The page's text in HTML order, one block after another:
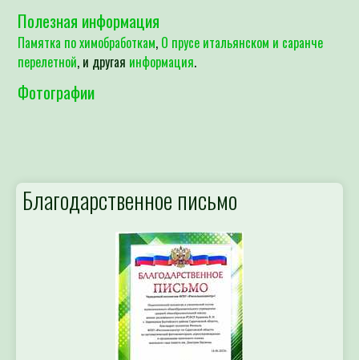
Полезная информация
Памятка по химобработкам О прусе итальянском и саранче
перелетной, и другаяинформация.
Фотографии
Благодарственное письмо